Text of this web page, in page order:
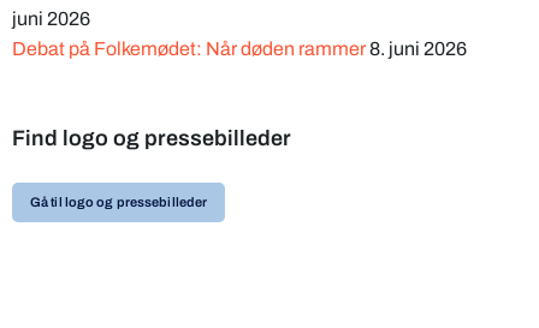
juni 2026
Debat på Folkemødet: Når døden rammer8. juni 2026
Find logo og pressebilleder
Gå til logo og pressebilleder